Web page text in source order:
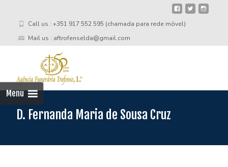
Call us : +351 917 552 595 (chamada para rede móvel)
Mail us : aftrofenselda@gmail.com
Menu
D. Fernanda Maria de Sousa Cruz